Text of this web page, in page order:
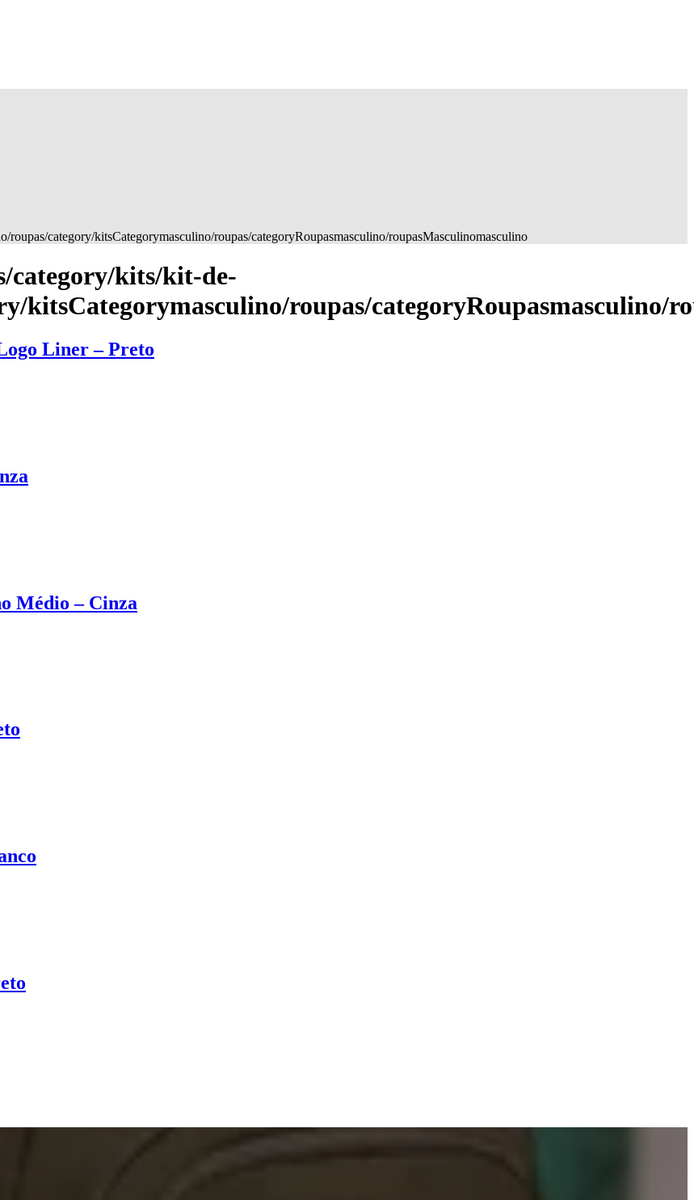
category/kitsCategorymasculino/roupas/categoryRoupasmasculino/roupasMasculinomasculino
category/kits/kit-de-
kitsCategorymasculino/roupas/categoryRoupasmasculino/
Liner – Preto
Médio – Cinza